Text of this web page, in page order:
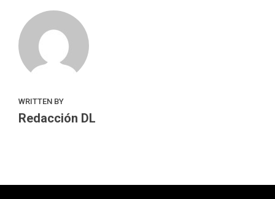
WRITTEN BY
Redacción DL